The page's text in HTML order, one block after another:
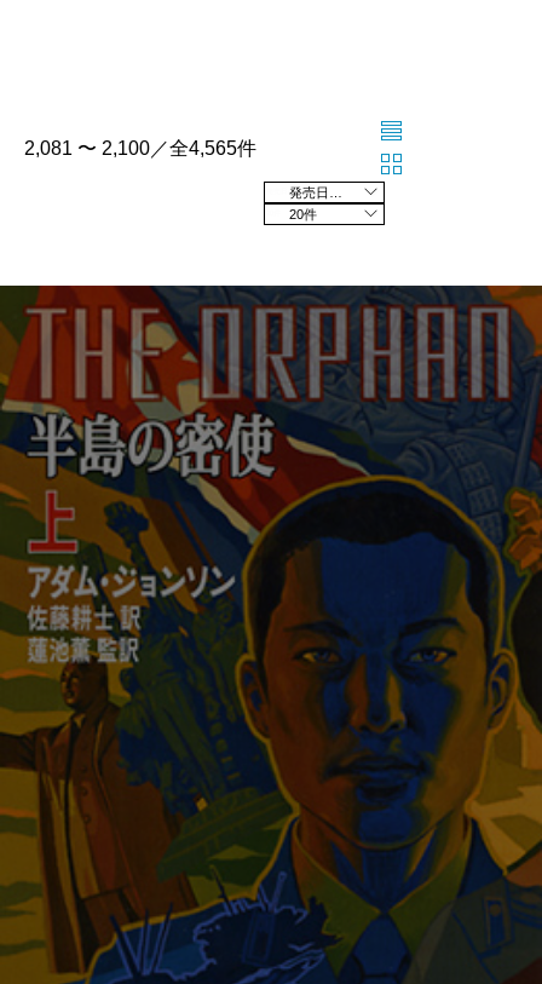
2,081 〜 2,100／全4,565件
20件